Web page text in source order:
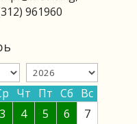
961960
Чт Пт Сб Вс
3 4 5 6
7